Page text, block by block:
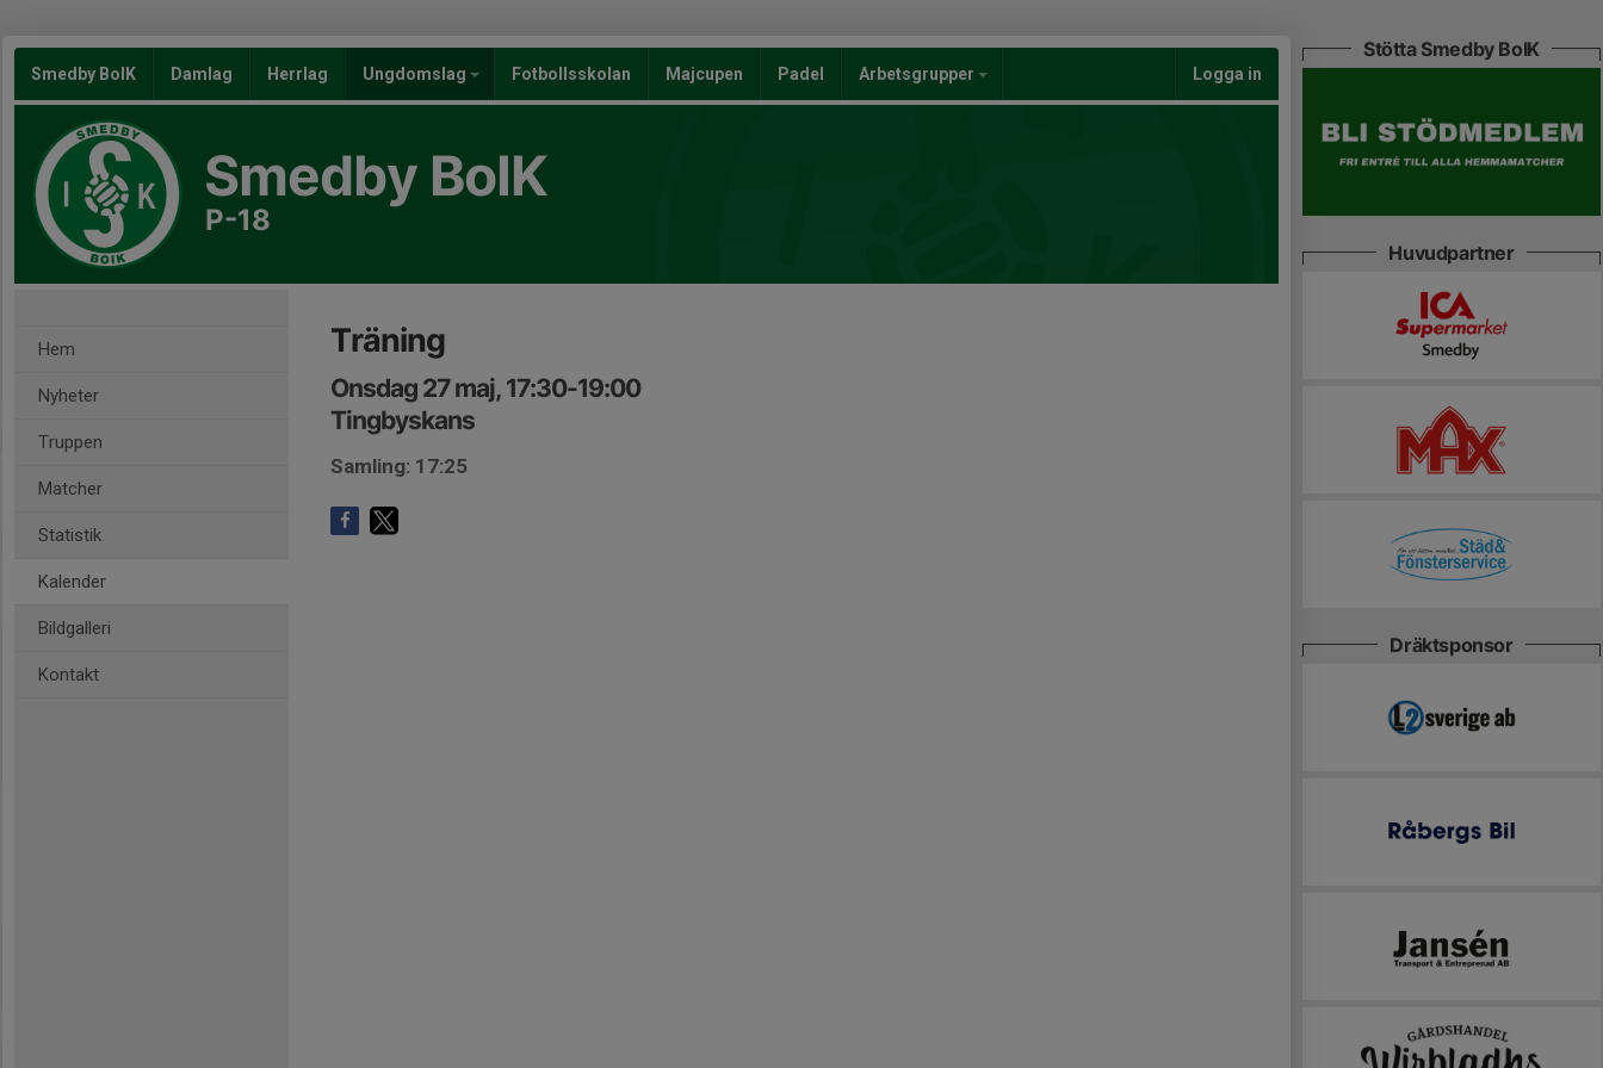
Smedby BoIK Damlag Herrlag Ungdomslag Fotbollsskolan Majcupen Padel Arbetsgrupper Logga in
Smedby BoIK
P-18
Hem
Nyheter
Truppen
Matcher
Statistik
Kalender
Bildgalleri
Kontakt
Träning
Onsdag 27 maj, 17:30-19:00
Tingbyskans
Samling: 17:25
Stötta Smedby BoIK
Huvudpartner
Dräktsponsor